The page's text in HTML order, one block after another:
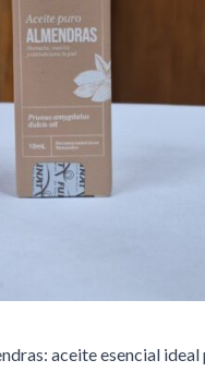
aceite esencial ideal